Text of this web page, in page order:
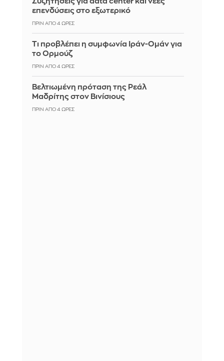
επενδύσεις στο εξωτερικό
ΠΡΙΝ ΑΠΌ 4 ΏΡΕΣ
Τι προβλέπει η συμφωνία Ιράν-Ομάν για
το Ορμούζ
ΠΡΙΝ ΑΠΌ 4 ΏΡΕΣ
Βελτιωμένη πρόταση της Ρεάλ
Μαδρίτης στον Βινίσιους
ΠΡΙΝ ΑΠΌ 4 ΏΡΕΣ